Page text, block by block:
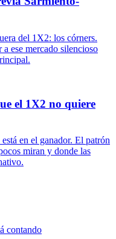
del 1X2: los córners.
ese mercado silencioso
el 1X2 no quiere
en el ganador. El patrón
miran y donde las
contando